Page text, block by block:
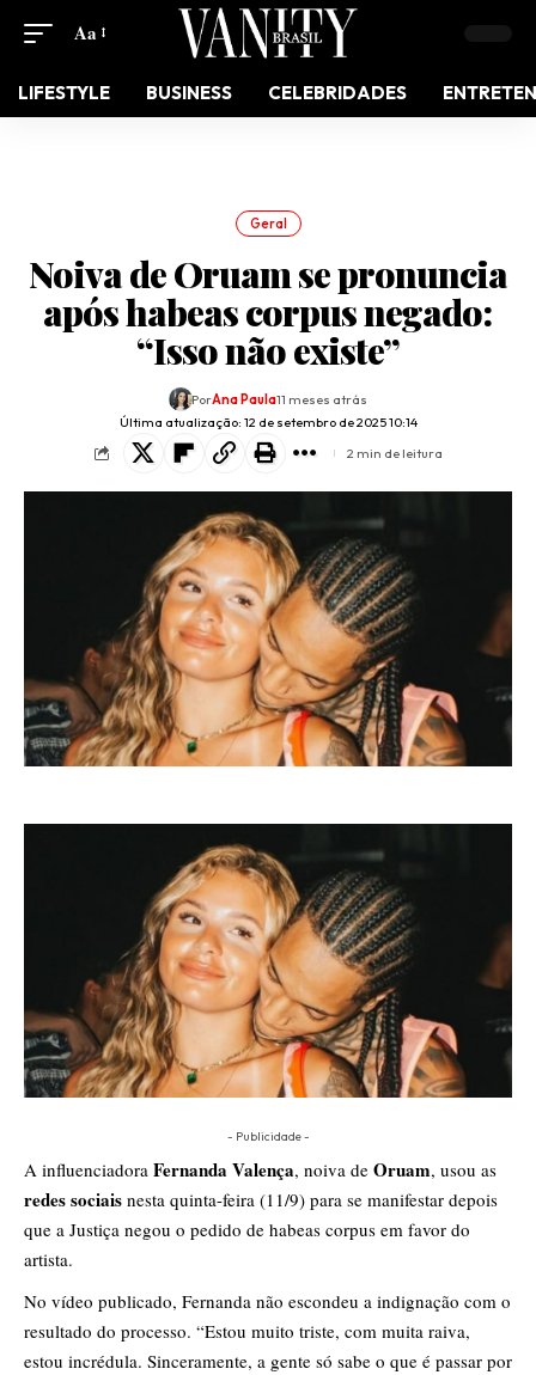
Aa
LIFESTYLE BUSINESS CELEBRIDADES
Geral
Noiva de Oruam se pronuncia
após habeas corpus negado:
“Isso não existe”
Última atualização: 12 de setembro de 2025 10:14
PorAna Paula11 meses atrás
2 min de leitura
- Publicidade -
A influenciadora Fernanda Valença, noiva de Oruam, usou as
redes sociais nesta quinta-feira (11/9) para se manifestar depois
que a Justiça negou o pedido de habeas corpus em favor do
artista.
No vídeo publicado, Fernanda não escondeu a indignação com o
resultado do processo. “Estou muito triste, com muita raiva,
estou incrédula. Sinceramente, a gente só sabe o que é passar por